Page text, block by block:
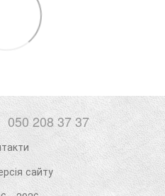
050 208 37 37
сайту